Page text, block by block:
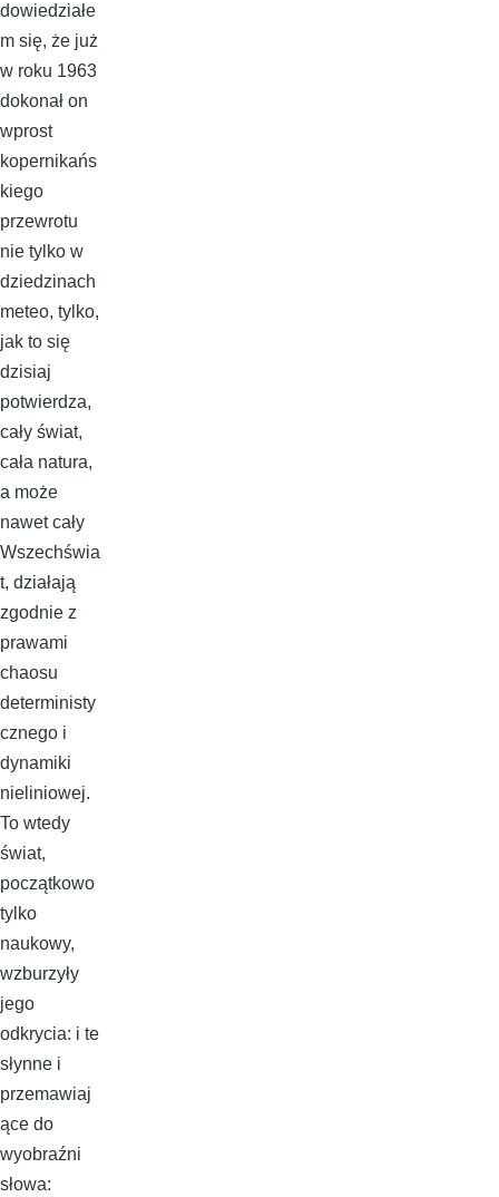
dowiedziałe
m się, że już
w roku 1963
dokonał on
wprost
kopernikańs
kiego
przewrotu
nie tylko w
dziedzinach
meteo, tylko,
jak to się
dzisiaj
potwierdza,
cały świat,
cała natura,
a może
nawet cały
Wszechświa
t, działają
zgodnie z
prawami
chaosu
deterministy
cznego i
dynamiki
nieliniowej.
To wtedy
świat,
początkowo
tylko
naukowy,
wzburzyły
jego
odkrycia: i te
słynne i
przemawiaj
ące do
wyobraźni
słowa: